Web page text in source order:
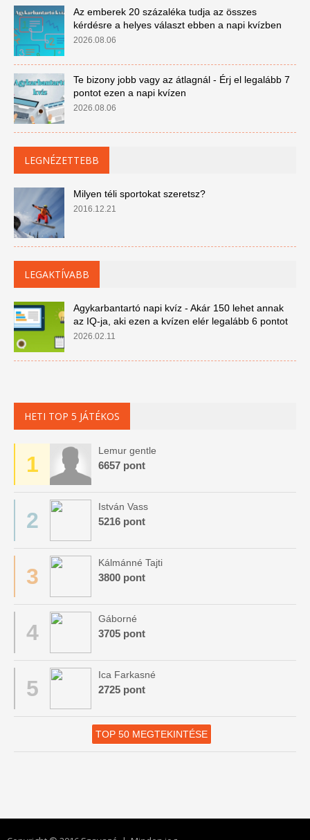
Az emberek 20 százaléka tudja az összes
kérdésre a helyes választ ebben a napi kvízben
2026.08.06
Te bizony jobb vagy az átlagnál - Érj el legalább 7
pontot ezen a napi kvízen
2026.08.06
LEGNÉZETTEBB
Milyen téli sportokat szeretsz?
2016.12.21
LEGAKTÍVABB
Agykarbantartó napi kvíz - Akár 150 lehet annak
az IQ-ja, aki ezen a kvízen elér legalább 6 pontot
2026.02.11
HETI TOP 5 JÁTÉKOS
1
Lemur gentle
6657 pont
2
István Vass
5216 pont
3
Kálmánné Tajti
3800 pont
4
Gáborné
3705 pont
5
Ica Farkasné
2725 pont
TOP 50 MEGTEKINTÉSE